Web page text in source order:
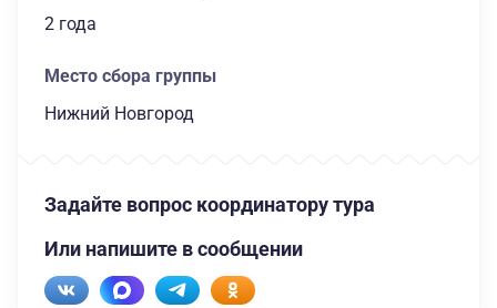
2 года
Место сбора группы
Нижний Новгород
Задайте вопрос координатору тура
Или напишите в сообщении